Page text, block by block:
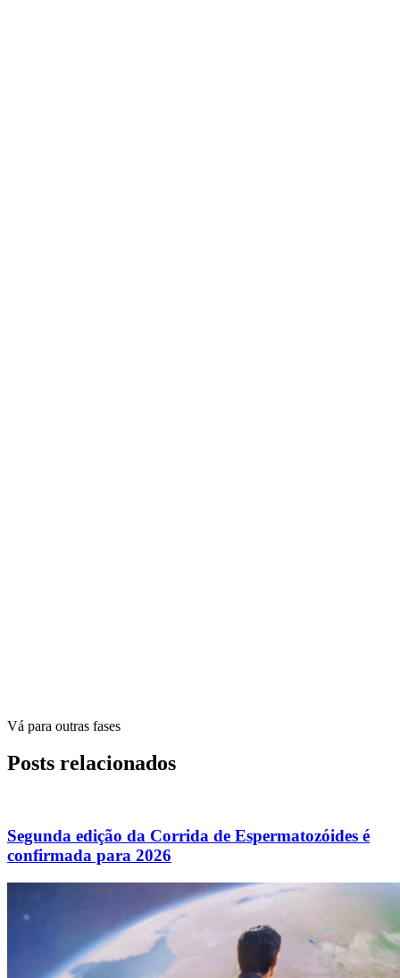
Vá para outras fases
Posts relacionados
Segunda edição da Corrida de Espermatozóides é
confirmada para 2026